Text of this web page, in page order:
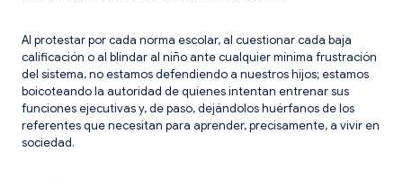
Al protestar por cada norma escolar, al cuestionar cada baja
calificación o al blindar al niño ante cualquier mínima frustración
del sistema, no estamos defendiendo a nuestros hijos; estamos
boicoteando la autoridad de quienes intentan entrenar sus
funciones ejecutivas y, de paso, dejándolos huérfanos de los
referentes que necesitan para aprender, precisamente, a vivir en
sociedad.